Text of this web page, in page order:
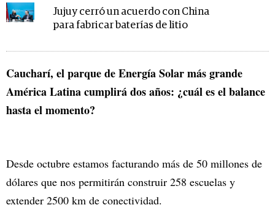
Jujuy cerró un acuerdo con China
para fabricar baterías de litio
Caucharí, el parque de Energía Solar más grande
América Latina cumplirá dos años: ¿cuál es el balance
hasta el momento?
Desde octubre estamos facturando más de 50 millones de
dólares que nos permitirán construir 258 escuelas y
extender 2500 km de conectividad.